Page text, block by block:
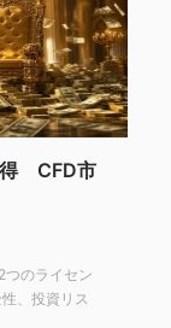
、デモ口座をご利
まり提供してい
入金額に応じて
料など）を持つ
は一晩の利子料
。
得 CFD市
のライセン
、投資リス